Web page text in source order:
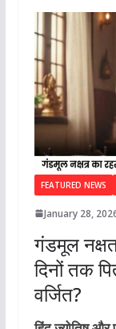
FEATURED NEWS
January 28,
गंडमूल
दिनों तक
वर्जित?